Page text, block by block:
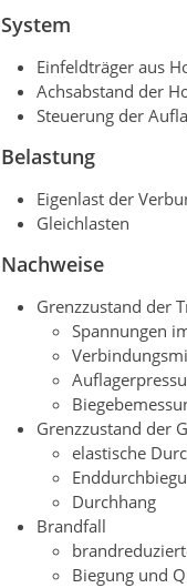
System
Einfeldträger aus
Achsabstand der
Steuerung der
Belastung
Eigenlast der
Gleichlasten
Nachweise
Grenzzustand der
Spannungen
Grenzzustand der
elastische
Durchhang
Brandfall
Biegung und